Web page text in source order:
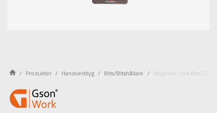
Produkter Handverktyg Bits/Bitshållare Magnetic Torx Bits T25